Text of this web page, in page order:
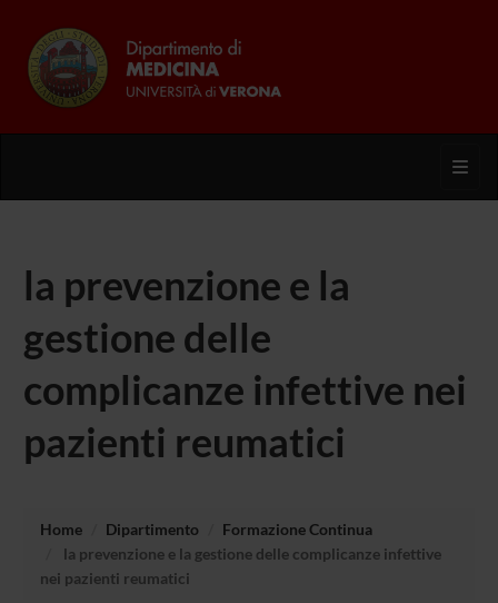
la prevenzione e la
gestione delle
complicanze infettive nei
pazienti reumatici
Home Dipartimento
Formazione Continua
la prevenzione e la gestione delle complicanze infettive
nei pazienti reumatici